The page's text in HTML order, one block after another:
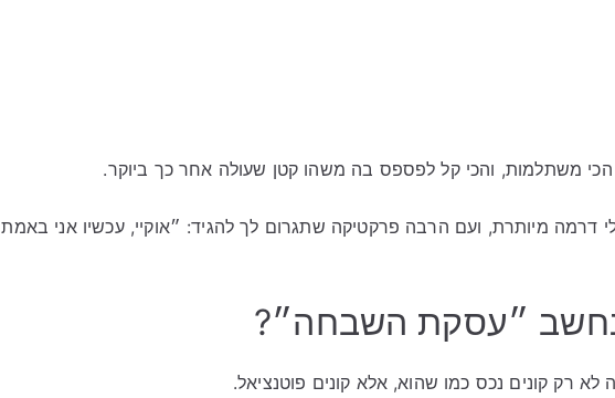
הכי משתלמות, והכי קל לפספס בה משהו קטן שעולה אחר כך ביוקר.
דרמה מיותרת, ועם הרבה פרקטיקה שתגרום לך להגיד: ״אוקיי, עכשיו אני באמת
״עסקת השבחה״?
רק קונים נכס כמו שהוא, אלא קונים פוטנציאל.